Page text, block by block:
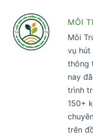
MÔI
Môi
vụ hút
thông
nay
trình
150+
trên